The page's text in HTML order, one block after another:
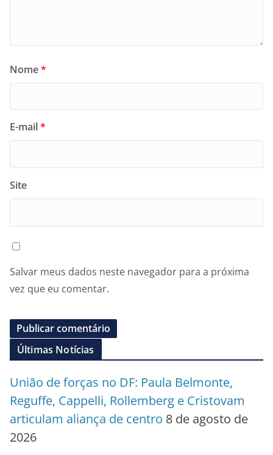
Nome*
E-mail*
Site
Salvar meus dados neste navegador para a próxima
vez que eu comentar.
Últimas Notícias
União de forças no DF: Paula Belmonte,
Reguffe, Cappelli, Rollemberg e Cristovam
articulam aliança de centro 8 de agosto de
2026